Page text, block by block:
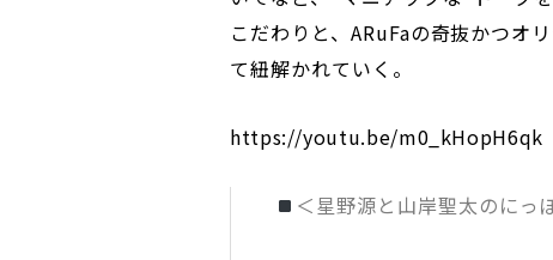
こだわりと、ARuFaの奇抜かつオ
て紐解かれていく。
https://youtu.be/m0_kHopH6qk
＜星野源と山岸聖太のにっ